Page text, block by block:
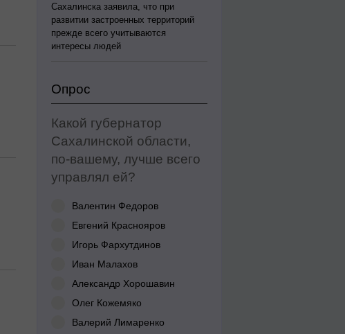
Сахалинска заявила, что при
развитии застроенных территорий
прежде всего учитываются
интересы людей
Опрос
Какой губернатор
Сахалинской области,
по-вашему, лучше всего
управлял ей?
Валентин Федоров
Евгений Краснояров
Игорь Фархутдинов
Иван Малахов
Александр Хорошавин
Олег Кожемяко
Валерий Лимаренко